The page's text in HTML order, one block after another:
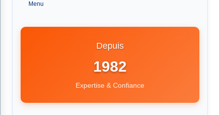
Menu
Depuis
1982
Expertise & Confiance